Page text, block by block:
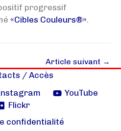
progressif
«Cibles Couleurs®».
Article suivant →
/ Accès
YouTube
Flickr
confidentialité